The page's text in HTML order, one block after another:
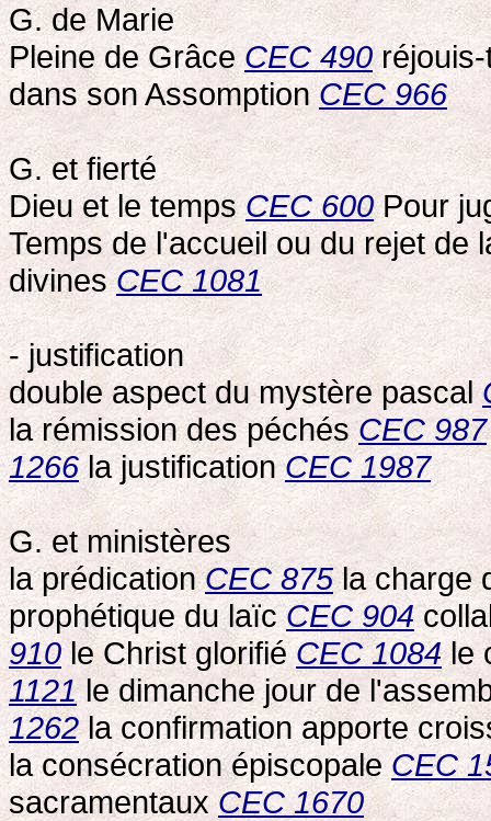
G. de Marie
Pleine de GrâceCEC 490réjouis-
dans son AssomptionCEC 966
G. et fierté
Dieu et le tempsCEC 600Pour
Temps de l'accueil ou du rejet de
divinesCEC 1081
- justification
double aspect du mystère pascal
la rémission des péchésCEC 987
1266la justificationCEC 1987
G. et ministères
la prédicationCEC 875la charge
prophétique du laïcCEC 904
910le Christ glorifiéCEC 1084le
1121le dimanche jour de
1262la confirmation apporte
la consécration épiscopaleCEC
sacramentauxCEC 1670